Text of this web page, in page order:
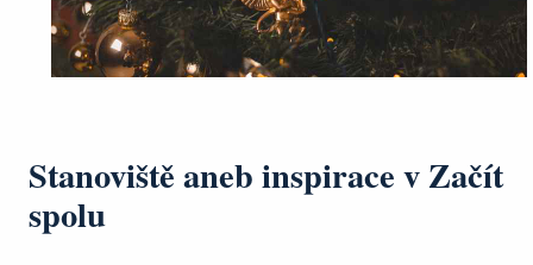
Stanoviště aneb inspirace v Začít
spolu